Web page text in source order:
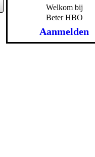
Welkom bij
Beter HBO
Aanmelden